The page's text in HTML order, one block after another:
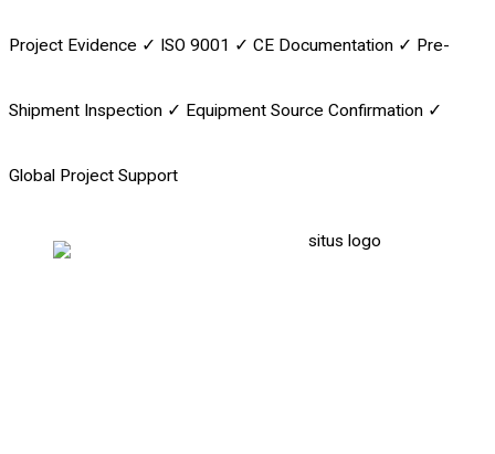
Project Evidence ✓ ISO 9001 ✓ CE Documentation ✓ Pre-
Shipment Inspection ✓ Equipment Source Confirmation ✓
Global Project Support